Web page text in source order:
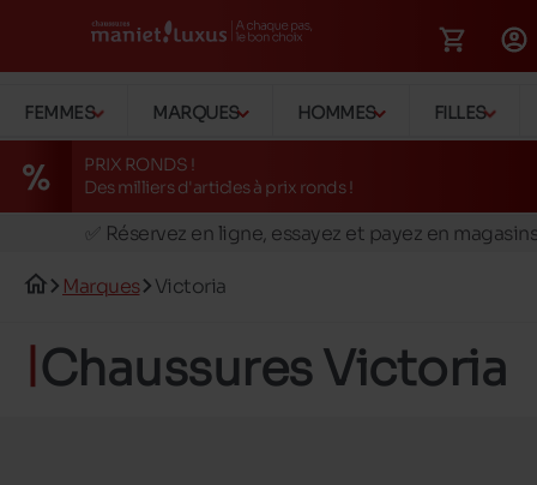
FEMMES MARQUES HOMMES FILLES
PRIX RONDS !
Des milliers d'articles à prix ronds !
🚛 Livraison gratuite en magasins
✅ Réservez en ligne, essayez et payez en
🚛 Livraison gratuite en magasins
Marques Victoria
Chaussures Victoria